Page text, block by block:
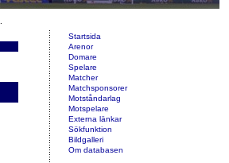
Startsida
Arenor
Domare
Spelare
Matcher
Matchsponsorer
Motståndarlag
Motspelare
Externa länkar
Sökfunktion
Bildgalleri
Om databasen